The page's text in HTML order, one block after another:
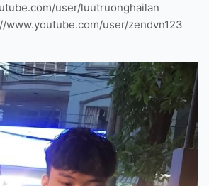
user/luutruonghailan
www.youtube.com/user/zendvn123